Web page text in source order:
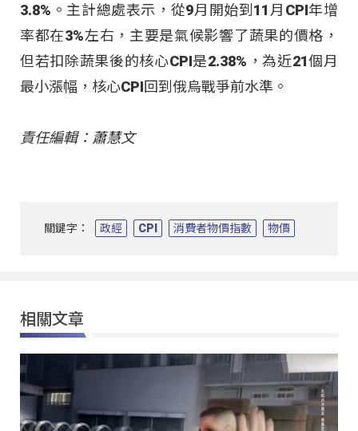
3.8%。主計總處表示，從9月開始到11月CPI年增
率都在3%左右，主要是氣候影響了蔬果的價格，
但若扣除蔬果後的核心CPI是2.38%，為近21個月
最小漲幅，核心CPI回到俄烏戰爭前水準。
責任編輯：蕭慧文
關鍵字： 政經 CPI 消費者物價指數 物價
相關文章